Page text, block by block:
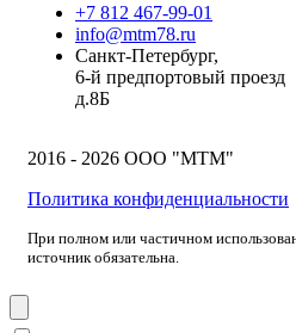
+7 812 467-99-01
info@mtm78.ru
Санкт-Петербург,
6-й предпортовый проезд
д.8Б
2016 - 2026 ООО "МТМ"
Политика конфиденциальности
При полном или частичном
источник обязательна.